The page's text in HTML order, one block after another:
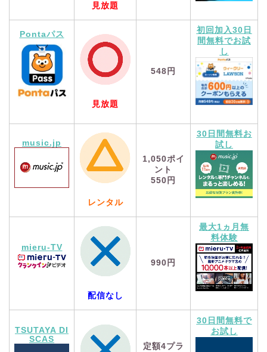
見放題
Pontaパス
見放題
548円
初回加入30日
間無料でお試
し
music.jp
レンタル
1,050ポイ
ント
550円
30日間無料お
試し
mieru-TV
配信なし
990円
最大1ヵ月無
料体験
TSUTAYA DI
SCAS
定額4プラ
30日間無料で
お試し